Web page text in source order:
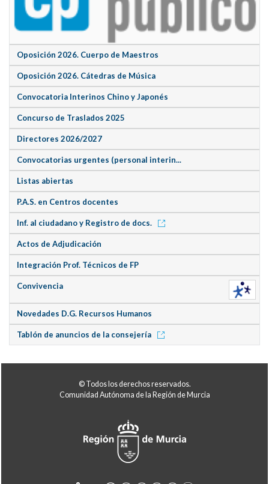
Oposición 2026. Cuerpo de Maestros
Oposición 2026. Cátedras de Música
Convocatoria Interinos Chino y Japonés
Concurso de Traslados 2025
Directores 2026/2027
Convocatorias urgentes (personal interin...
Listas abiertas
P.A.S. en Centros docentes
Inf. al ciudadano y Registro de docs.
Actos de Adjudicación
Integración Prof. Técnicos de FP
Convivencia
Novedades D.G. Recursos Humanos
Tablón de anuncios de la consejería
© Todos los derechos reservados.
Comunidad Autónoma de la Región de Murcia